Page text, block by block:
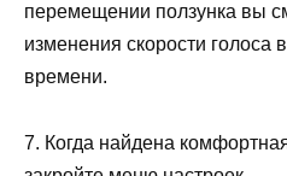
перемещении ползунка вы
изменения скорости голоса
времени.
7. Когда найдена